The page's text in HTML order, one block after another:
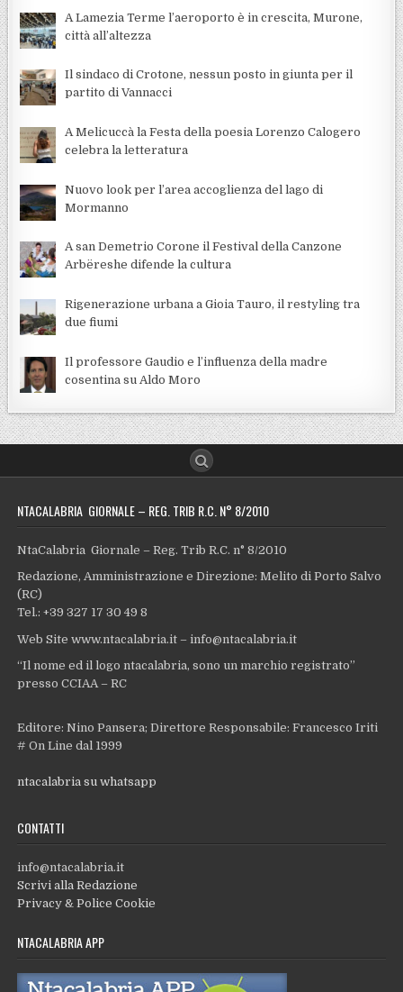
A Lamezia Terme l’aeroporto è in crescita, Murone,
città all’altezza
Il sindaco di Crotone, nessun posto in giunta per il
partito di Vannacci
A Melicuccà la Festa della poesia Lorenzo Calogero
celebra la letteratura
Nuovo look per l’area accoglienza del lago di
Mormanno
A san Demetrio Corone il Festival della Canzone
Arbëreshe difende la cultura
Rigenerazione urbana a Gioia Tauro, il restyling tra
due fiumi
Il professore Gaudio e l’influenza della madre
cosentina su Aldo Moro
NTACALABRIA GIORNALE – REG. TRIB R.C. N° 8/2010
NtaCalabria Giornale – Reg. Trib R.C. n° 8/2010
Redazione, Amministrazione e Direzione: Melito di Porto Salvo
(RC)
Tel.: +39 327 17 30 49 8
Web Site www.ntacalabria.it – info@ntacalabria.it
“Il nome ed il logo ntacalabria, sono un marchio registrato”
presso CCIAA – RC
Editore: Nino Pansera; Direttore Responsabile: Francesco Iriti
# On Line dal 1999
ntacalabria su whatsapp
CONTATTI
info@ntacalabria.it
Scrivi alla Redazione
Privacy & Police Cookie
NTACALABRIA APP